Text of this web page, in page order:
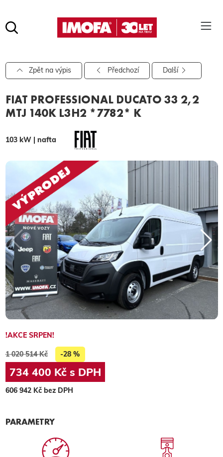
hledat
Pro vyhledávání zadejte alespoň 3 znaky.
Zpět na výpis Předchozí Další
FIAT PROFESSIONAL DUCATO 33 2,2
MTJ 140K L3H2 *7782* K
103 kW | nafta
!AKCE SRPEN!
1 020 514 Kč -28 %
734 400 Kč s DPH
606 942 Kč bez DPH
PARAMETRY